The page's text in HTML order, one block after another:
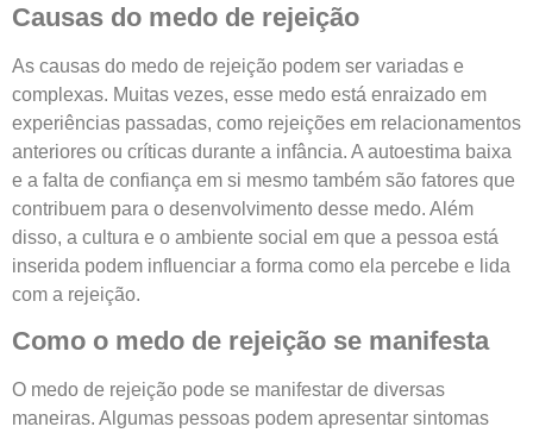
Causas do medo de rejeição
As causas do medo de rejeição podem ser variadas e
complexas. Muitas vezes, esse medo está enraizado em
experiências passadas, como rejeições em relacionamentos
anteriores ou críticas durante a infância. A autoestima baixa
e a falta de confiança em si mesmo também são fatores que
contribuem para o desenvolvimento desse medo. Além
disso, a cultura e o ambiente social em que a pessoa está
inserida podem influenciar a forma como ela percebe e lida
com a rejeição.
Como o medo de rejeição se manifesta
O medo de rejeição pode se manifestar de diversas
maneiras. Algumas pessoas podem apresentar sintomas